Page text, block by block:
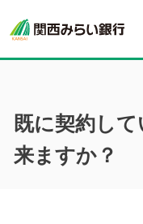
既に契約し
来ますか？